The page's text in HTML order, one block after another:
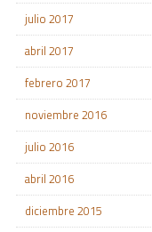
julio 2017
abril 2017
febrero 2017
noviembre 2016
julio 2016
abril 2016
diciembre 2015